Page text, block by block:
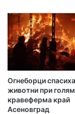
Огнеборци
животни при
кравеферма край
Асеновград